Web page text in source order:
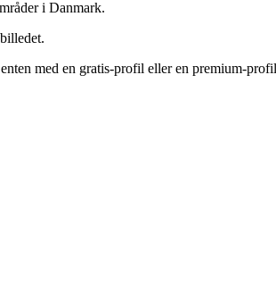
i Danmark.
med en gratis-profil eller en premium-